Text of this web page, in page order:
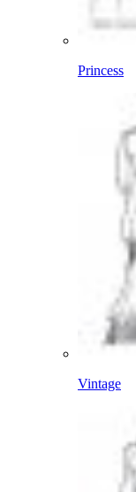
Princess
Vintage